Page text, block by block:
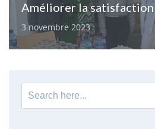
3 novembre 2023
Search
for: